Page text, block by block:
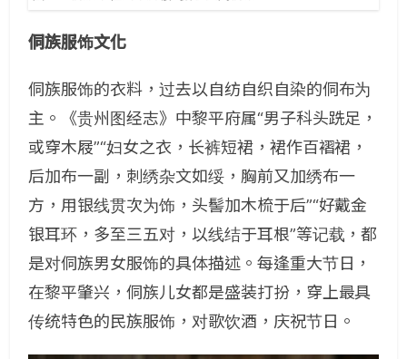
侗族服饰文化
侗族服饰的衣料，过去以自纺自织自染的侗布为
主。《贵州图经志》中黎平府属“男子科头跣足，
或穿木屐”“妇女之衣，长裤短裙，裙作百褶裙，
后加布一副，刺绣杂文如绥，胸前又加绣布一
方，用银线贯次为饰，头髻加木梳于后”“好戴金
银耳环，多至三五对，以线结于耳根”等记载，都
是对侗族男女服饰的具体描述。每逢重大节日，
在黎平肇兴，侗族儿女都是盛装打扮，穿上最具
传统特色的民族服饰，对歌饮酒，庆祝节日。